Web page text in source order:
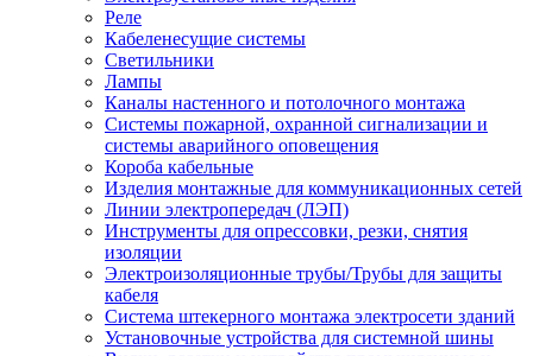
Реле
Кабеленесущие системы
Светильники
Лампы
Каналы настенного и потолочного монтажа
Системы пожарной, охранной сигнализации и
системы аварийного оповещения
Короба кабельные
Изделия монтажные для коммуникационных сетей
Линии электропередач (ЛЭП)
Инструменты для опрессовки, резки, снятия
изоляции
Электроизоляционные трубы/Трубы для защиты
кабеля
Система штекерного монтажа электросети зданий
Установочные устройства для системной шины